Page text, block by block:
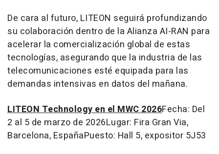
De cara al futuro, LITEON seguirá profundizando
su colaboración dentro de la Alianza AI-RAN para
acelerar la comercialización global de estas
tecnologías, asegurando que la industria de las
telecomunicaciones esté equipada para las
demandas intensivas en datos del mañana.
LITEON Technology en el MWC 2026Fecha: Del
2 al 5 de marzo de 2026Lugar: Fira Gran Via,
Barcelona, EspañaPuesto: Hall 5, expositor 5J53